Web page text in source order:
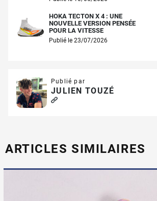
HOKA TECTON X 4 : UNE
NOUVELLE VERSION PENSÉE
POUR LA VITESSE
Publié le 23/07/2026
Publié par
JULIEN TOUZÉ
ARTICLES SIMILAIRES